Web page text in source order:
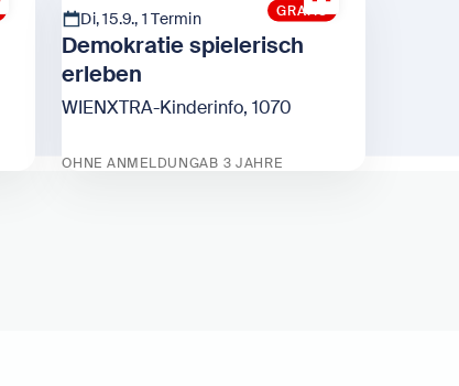
GRATIS
Di, 15.9., 1 Termin
Demokratie spielerisch
erleben
WIENXTRA-Kinderinfo, 1070
OHNE ANMELDUNGAB 3 JAHRE